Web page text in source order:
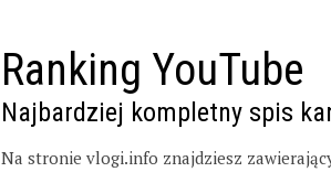
Ranking YouTube
Najbardziej kompletny spis
Na stronie vlogi.info znajdziesz